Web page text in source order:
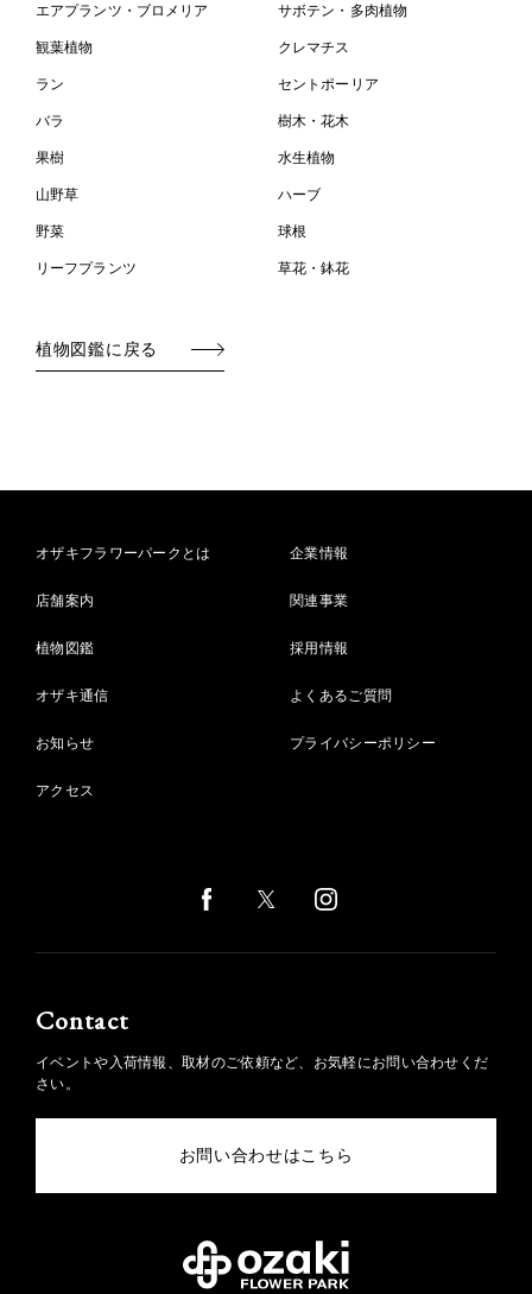
エアプランツ・ブロメリア サボテン・多肉植物
観葉植物 クレマチス
ラン セントポーリア
バラ 樹木・花木
果樹 水生植物
山野草 ハーブ
野菜 球根
リーフプランツ 草花・鉢花
植物図鑑に戻る
オザキフラワーパークとは
店舗案内
植物図鑑
オザキ通信
お知らせ
アクセス
企業情報
関連事業
採用情報
よくあるご質問
プライバシーポリシー
Contact
イベントや入荷情報、取材のご依頼など、お気軽にお問い合わせくだ
さい。
お問い合わせはこちら